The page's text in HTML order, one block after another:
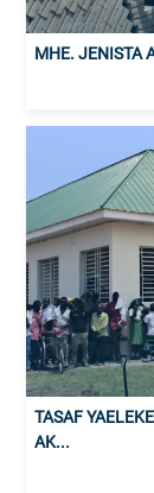
MHE. JENISTA
TASAF
AK...